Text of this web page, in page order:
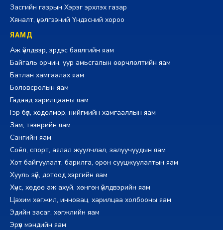
Засгийн газрын Хэрэг эрхлэх газар
Хяналт, үнэлгээний Үндэсний хороо
ЯАМД
Аж үйлдвэр, эрдэс баялгийн яам
Байгаль орчин, уур амьсгалын өөрчлөлтийн яам
Батлан хамгаалах яам
Боловсролын яам
Гадаад харилцааны яам
Гэр бүл, хөдөлмөр, нийгмийн хамгааллын яам
Зам, тээврийн яам
Сангийн яам
Соёл, спорт, аялал жуулчлал, залуучуудын яам
Хот байгуулалт, барилга, орон сууцжуулалтын яам
Хууль зүй, дотоод хэргийн яам
Хүнс, хөдөө аж ахуй, хөнгөн үйлдвэрийн яам
Цахим хөгжил, инновац, харилцаа холбооны яам
Эдийн засаг, хөгжлийн яам
Эрүүл мэндийн яам